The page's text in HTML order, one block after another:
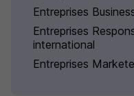
Entreprises
Entreprises
international
Entreprises